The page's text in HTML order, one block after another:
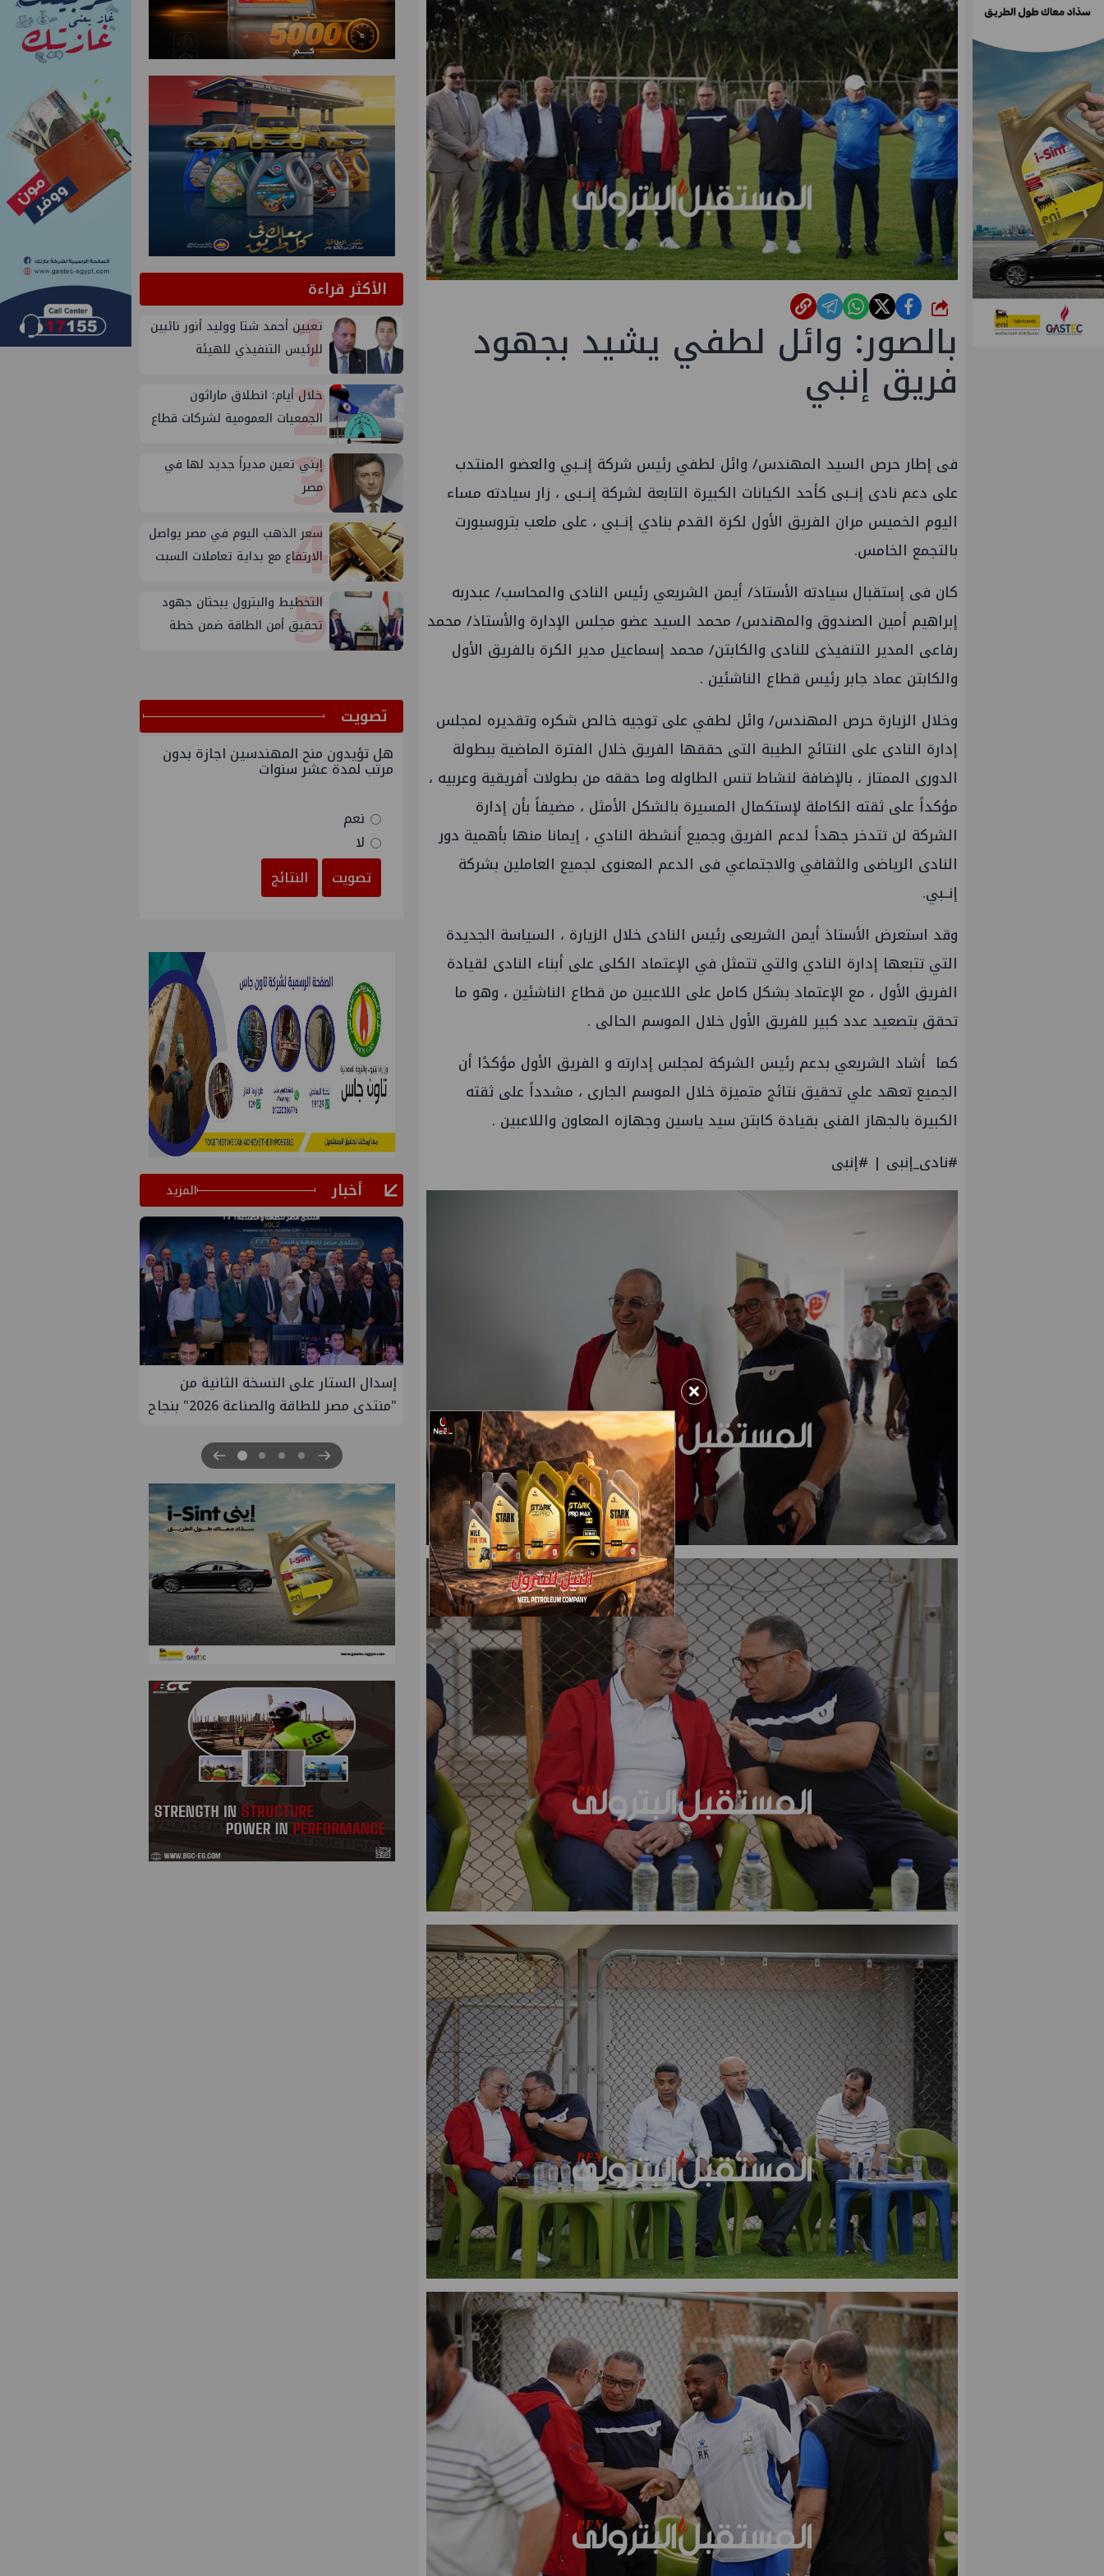
شارك
بالصور: وائل لطفي يشيد بجهود
فريق إنبي
فى إطار حرص السيد المهندس/ وائل لطفي رئيس شركة إنــبي والعضو المنتدب
على دعم نادى إنــبى كأحد الكيانات الكبيرة التابعة لشركة إنــبى ، زار سيادته مساء
اليوم الخميس مران الفريق الأول لكرة القدم بنادي إنــبي ، على ملعب بتروسبورت
بالتجمع الخامس.
كان فى إستقبال سيادته الأستاذ/ أيمن الشريعي رئيس النادى والمحاسب/ عبدربه
إبراهيم أمين الصندوق والمهندس/ محمد السيد عضو مجلس الإدارة والأستاذ/ محمد
رفاعى المدير التنفيذى للنادى والكابتن/ محمد إسماعيل مدير الكرة بالفريق الأول
والكابتن عماد جابر رئيس قطاع الناشئين .
وخلال الزيارة حرص المهندس/ وائل لطفي على توجيه خالص شكره وتقديره لمجلس
إدارة النادى على النتائج الطيبة التى حققها الفريق خلال الفترة الماضية ببطولة
الدورى الممتاز ، بالإضافة لنشاط تنس الطاوله وما حققه من بطولات أفريقية وعربيه ،
مؤكداً على ثقته الكاملة لإستكمال المسيرة بالشكل الأمثل ، مضيفاً بأن إدارة
الشركة لن تتدخر جهداً لدعم الفريق وجميع أنشطة النادي ، إيمانا منها بأهمية دور
النادى الرياضى والثقافي والاجتماعي فى الدعم المعنوى لجميع العاملين بشركة
إنــبي.
وقد استعرض الأستاذ أيمن الشريعى رئيس النادى خلال الزيارة ، السياسة الجديدة
التي تتبعها إدارة النادي والتي تتمثل في الإعتماد الكلى على أبناء النادى لقيادة
الفريق الأول ، مع الإعتماد بشكل كامل على اللاعبين من قطاع الناشئين ، وهو ما
تحقق بتصعيد عدد كبير للفريق الأول خلال الموسم الحالى .
كما أشاد الشريعي بدعم رئيس الشركة لمجلس إدارته و الفريق الأول مؤكدًا أن
الجميع تعهد علي تحقيق نتائج متميزة خلال الموسم الجارى ، مشدداً على ثقته
الكبيرة بالجهاز الفنى بقيادة كابتن سيد ياسين وجهازه المعاون واللاعبين .
#نادى_إنبى | #إنبى
الأكثر قراءة
1
تعيين أحمد شتا ووليد أنور نائبين
للرئيس التنفيذي للهيئة
2
خلال أيام: انطلاق ماراثون
الجمعيات العمومية لشركات قطاع
3
إيني تعين مديراً جديد لها في
مصر
4
سعر الذهب اليوم في مصر يواصل
الارتفاع مع بداية تعاملات السبت
5
التخطيط والبترول يبحثان جهود
تحقيق أمن الطاقة ضمن خطة
ﺗﺼﻮﻳﺖ
هل تؤيدون منح المهندسين اجازة بدون
مرتب لمدة عشر سنوات
نعم
لا
تصويت
النتائج
أخبار المزيد
جنوب الوادي تنظم لقاء توعوي حول إدارة
الأزمات
إسدال الستار على النسخة الثانية من
"منتدى مصر للطاقة والصناعة 2026" بنجاح
إيني تعين مديراً جديد لها في مصر ×